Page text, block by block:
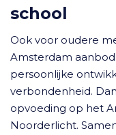
school
Ook voor oudere
Amsterdam
persoonlijke
verbondenheid.
opvoeding op het
Noorderlicht.